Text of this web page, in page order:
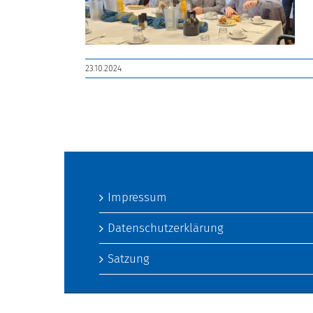
23.10.2024
Impressum
Datenschutzerklärung
Satzung